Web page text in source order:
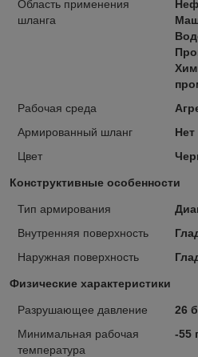
Область применения
шланга
Рабочая среда
Армированный шланг
Нет
Цвет
Конструктивные особенности
Тип армирования
Внутренняя поверхность
Наружная поверхность
Физические характеристики
Разрушающее давление
26
Минимальная рабочая
температура
-55